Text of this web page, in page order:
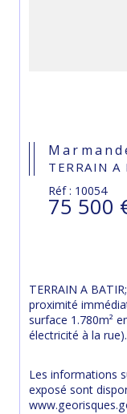
TERRAIN A
Réf : 10054
75 500
TERRAIN A
proximité
surface 1.780m²
électricité à la
Les informations
exposé sont